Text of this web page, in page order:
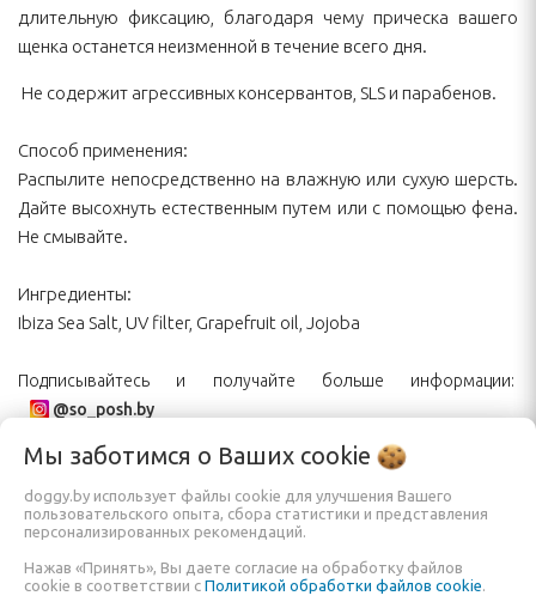
длительную фиксацию, благодаря чему прическа вашего
щенка останется неизменной в течение всего дня.
Не содержит агрессивных консервантов, SLS и парабенов.
Способ применения:
Распылите непосредственно на влажную или сухую шерсть.
Дайте высохнуть естественным путем или с помощью фена.
Не смывайте.
Ингредиенты:
Ibiza Sea Salt, UV filter, Grapefruit oil, Jojoba
Подписывайтесь и получайте больше информации:
@so_posh.by
Объем 200 мл
Назначение Стайлинг
Мы заботимся о Ваших cookie
doggy.by использует файлы cookie для улучшения Вашего
пользовательского опыта, сбора статистики и представления
персонализированных рекомендаций.
Нажав «Принять», Вы даете согласие на обработку файлов
cookie в соответствии с Политикой обработки файлов cookie.